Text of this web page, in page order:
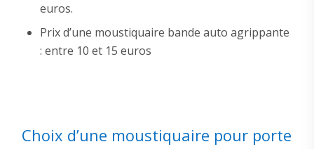
euros.
Prix d’une moustiquaire bande auto agrippante
: entre 10 et 15 euros
Choix d’une moustiquaire pour porte